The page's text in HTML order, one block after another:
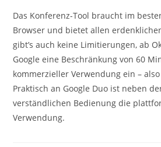
Das Konferenz-Tool braucht im
Browser und bietet allen
gibt’s auch keine Limitierungen, ab
Google eine Beschränkung von 60
kommerzieller Verwendung ein –
Praktisch an Google Duo ist neben
verständlichen Bedienung die
Verwendung.